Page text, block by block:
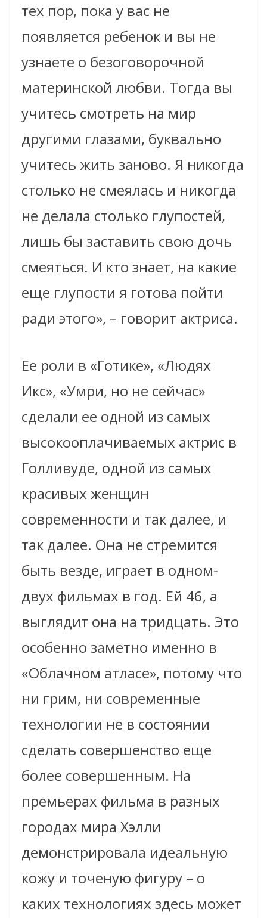
тех пор, пока у вас не
появляется ребенок и вы не
узнаете о безоговорочной
материнской любви. Тогда вы
учитесь смотреть на мир
другими глазами, буквально
учитесь жить заново. Я никогда
столько не смеялась и никогда
не делала столько глупостей,
лишь бы заставить свою дочь
смеяться. И кто знает, на какие
еще глупости я готова пойти
ради этого», – говорит актриса.
Ее роли в «Готике», «Людях
Икс», «Умри, но не сейчас»
сделали ее одной из самых
высокооплачиваемых актрис в
Голливуде, одной из самых
красивых женщин
современности и так далее, и
так далее. Она не стремится
быть везде, играет в одном-
двух фильмах в год. Ей 46, а
выглядит она на тридцать. Это
особенно заметно именно в
«Облачном атласе», потому что
ни грим, ни современные
технологии не в состоянии
сделать совершенство еще
более совершенным. На
премьерах фильма в разных
городах мира Хэлли
демонстрировала идеальную
кожу и точеную фигуру – о
каких технологиях здесь может